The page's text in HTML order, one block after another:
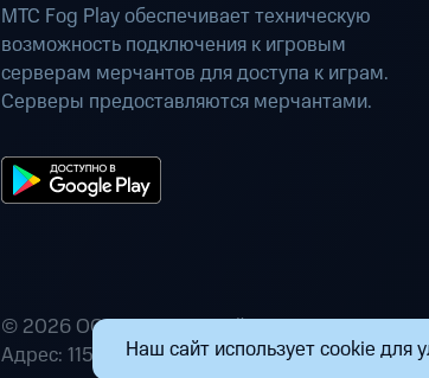
Наш сайт использует cookie для
МТС Fog Play обеспечивает техническую
возможность подключения к игровым
серверам мерчантов для доступа к играм.
Серверы предоставляются мерчантами.
© 2026 ООО «Маркетплейс распределенных
Адрес: 115432, г. Москва, пр-кт Андропова, д.